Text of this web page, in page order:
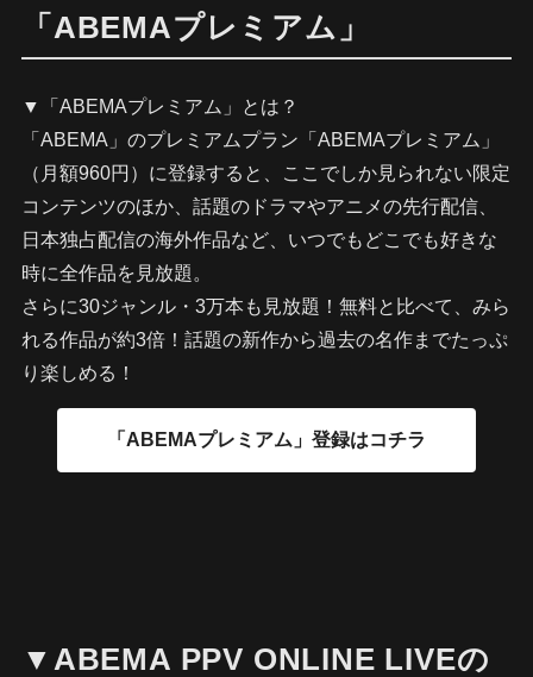
「ABEMAプレミアム」
▼「ABEMAプレミアム」とは？
「ABEMA」のプレミアムプラン「ABEMAプレミアム」
（月額960円）に登録すると、ここでしか見られない限定
コンテンツのほか、話題のドラマやアニメの先行配信、
日本独占配信の海外作品など、いつでもどこでも好きな
時に全作品を見放題。
さらに30ジャンル・3万本も見放題！無料と比べて、みら
れる作品が約3倍！話題の新作から過去の名作までたっぷ
り楽しめる！
▼ABEMA PPV ONLINE LIVEの